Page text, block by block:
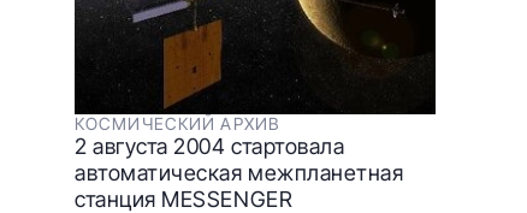
КОСМИЧЕСКИЙ АРХИВ
2 августа 2004 стартовала
автоматическая межпланетная
станция MESSENGER